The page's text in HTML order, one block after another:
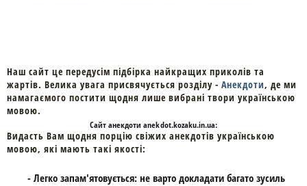
Наш сайт це передусім підбірка найкращих приколів та
жартів. Велика увага присвячується розділу - Анекдоти, де ми
намагаємого постити щодня лише вибрані твори українською
мовою.
Cайтанекдоти anekdot.kozaku.in.ua:
Видасть Вам щодня порцію свіжих анекдотів українською
мовою, які мають такі якості:
- Легко запам'ятовується: не варто докладати багато зусиль